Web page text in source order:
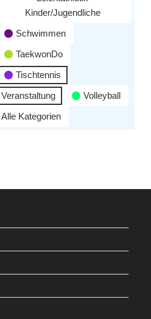
Kinder/Jugendliche
Schwimmen
TaekwonDo
Tischtennis
Veranstaltung
Volleyball
Alle Kategorien